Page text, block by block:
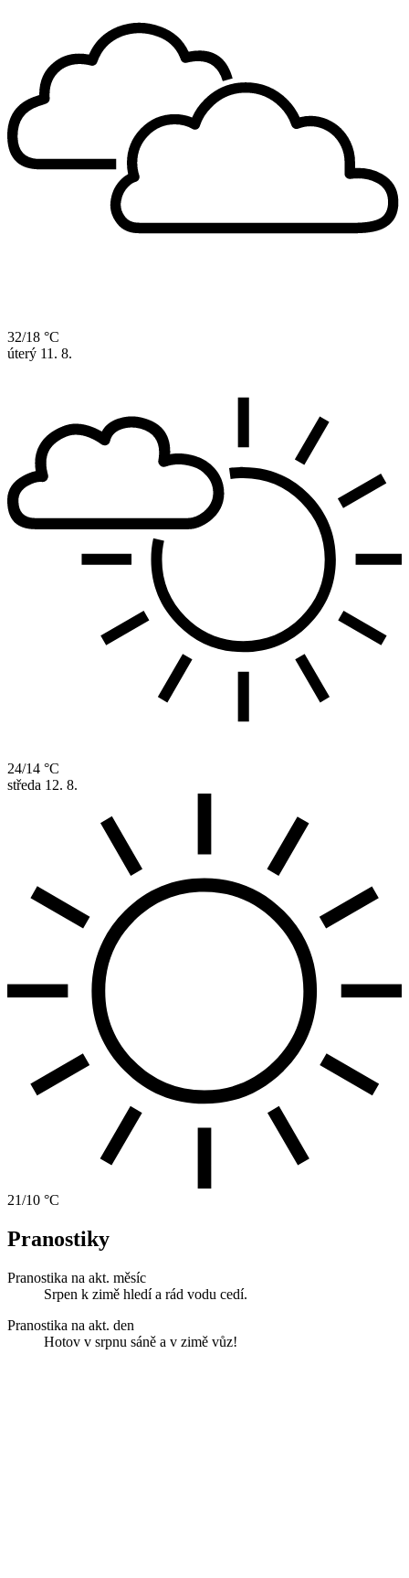
32/18 °C
úterý 11. 8.
24/14 °C
středa 12. 8.
21/10 °C
Pranostiky
Pranostika na akt. měsíc
Srpen k zimě hledí a rád vodu cedí.
Pranostika na akt. den
Hotov v srpnu sáně a v zimě vůz!